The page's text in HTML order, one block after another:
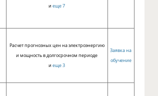
иеще 7
Расчет прогнозных цен на электроэнергию
и мощность в долгосрочном периоде
иеще 3
Заявка на
обучение